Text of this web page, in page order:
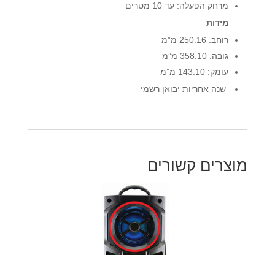
מרחק הפעלה: עד 10 מטרים
מידות
רוחב: 250.16 מ”מ
גובה: 358.10 מ”מ
עומק: 143.10 מ”מ
שנה אחריות יבואן רשמי
מוצרים קשורים